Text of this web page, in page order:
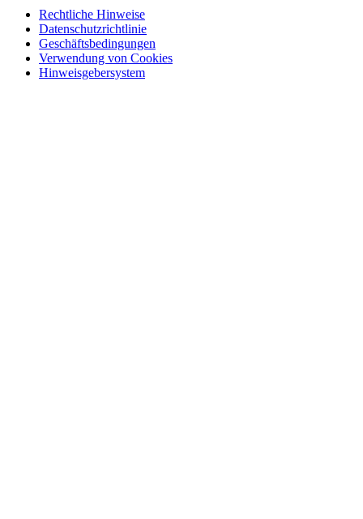
Rechtliche Hinweise
Datenschutzrichtlinie
Geschäftsbedingungen
Verwendung von Cookies
Hinweisgebersystem